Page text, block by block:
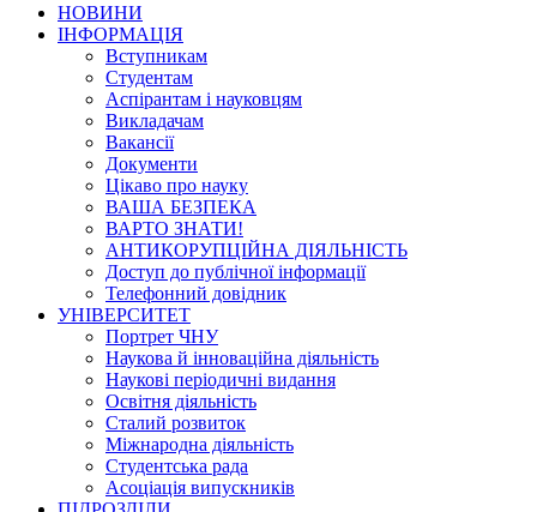
НОВИНИ
ІНФОРМАЦІЯ
Вступникам
Студентам
Аспірантам і науковцям
Викладачам
Вакансії
Документи
Цікаво про науку
ВАША БЕЗПЕКА
ВАРТО ЗНАТИ!
АНТИКОРУПЦІЙНА ДІЯЛЬНІСТЬ
Доступ до публічної інформації
Телефонний довідник
УНІВЕРСИТЕТ
Портрет ЧНУ
Наукова й інноваційна діяльність
Наукові періодичні видання
Освітня діяльність
Сталий розвиток
Міжнародна діяльність
Студентська рада
Асоціація випускників